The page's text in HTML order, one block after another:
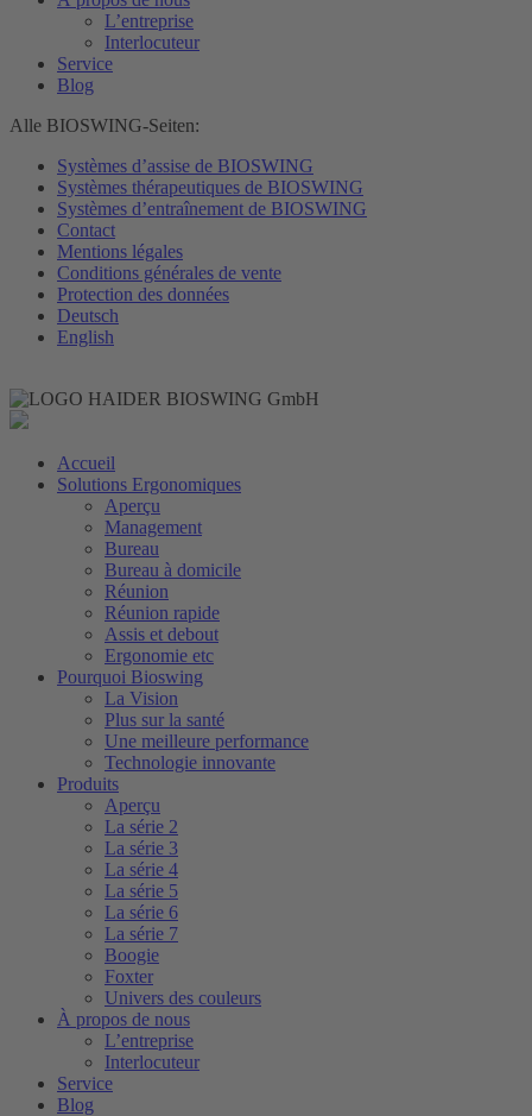
L’entreprise
Interlocuteur
Service
Blog
Alle BIOSWING-Seiten:
Systèmes d’assise de BIOSWING
Systèmes thérapeutiques de BIOSWING
Systèmes d’entraînement de BIOSWING
Contact
Mentions légales
Conditions générales de vente
Protection des données
Deutsch
English
Accueil
Solutions Ergonomiques
Aperçu
Management
Bureau
Bureau à domicile
Réunion
Réunion rapide
Assis et debout
Ergonomie etc
Pourquoi Bioswing
La Vision
Plus sur la santé
Une meilleure performance
Technologie innovante
Produits
Aperçu
La série 2
La série 3
La série 4
La série 5
La série 6
La série 7
Boogie
Foxter
Univers des couleurs
À propos de nous
L’entreprise
Interlocuteur
Service
Blog